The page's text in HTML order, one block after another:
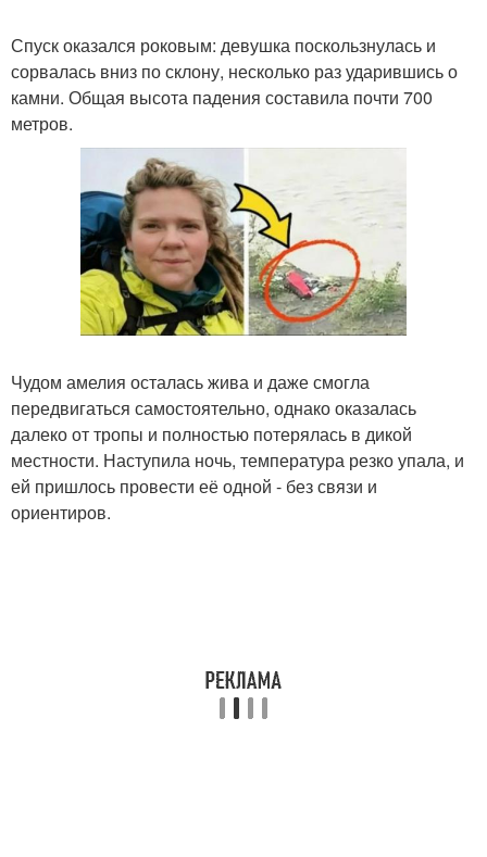
Спуск оказался роковым: девушка поскользнулась и
сорвалась вниз по склону, несколько раз ударившись о
камни. Общая высота падения составила почти 700
метров.
Чудом амелия осталась жива и даже смогла
передвигаться самостоятельно, однако оказалась
далеко от тропы и полностью потерялась в дикой
местности. Наступила ночь, температура резко упала, и
ей пришлось провести её одной - без связи и
ориентиров.